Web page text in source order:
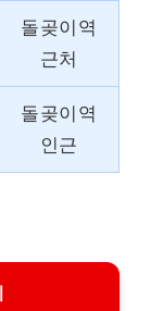
돌곶이역
근처
돌곶이역
인근